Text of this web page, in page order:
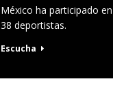
México ha participado
38 deportistas.
Escucha